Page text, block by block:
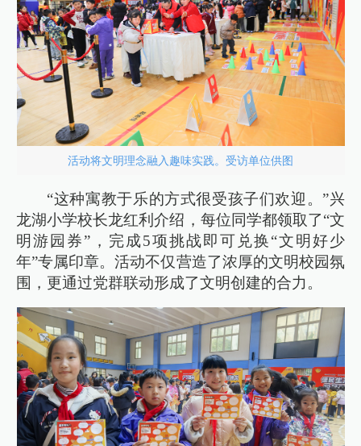
活动将文明理念融入趣味实践。受访单位供图
“这种寓教于乐的方式很受孩子们欢迎。”兴
龙湖小学校长龙红利介绍，每位同学都领取了“文
明游园券”，完成5项挑战即可兑换“文明好少
年”专属印章。活动不仅营造了浓厚的文明校园氛
围，更通过党群联动形成了文明创建的合力。